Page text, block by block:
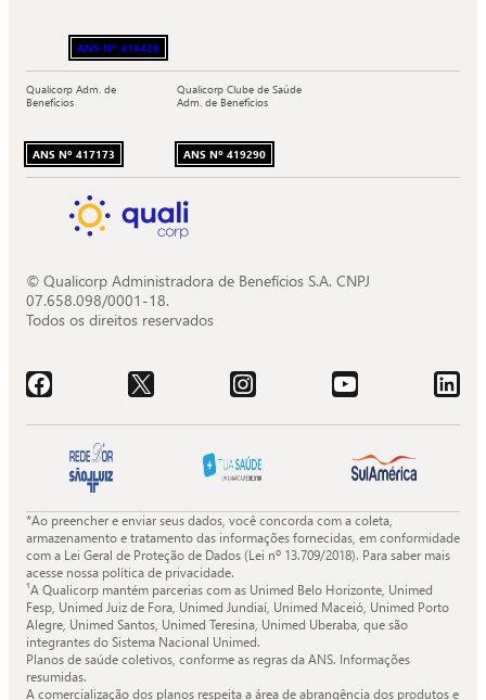
ANS Nº 416428
Qualicorp Adm. de
Benefícios
ANS Nº 417173
Qualicorp Clube de Saúde
Adm. de Benefícios
ANS Nº 419290
© Qualicorp Administradora de Benefícios S.A. CNPJ
07.658.098/0001-18.
Todos os direitos reservados
Acessar o Facebook da Quali. Acessar o X da Quali. Acessar o Instagram da Quali. Acessar o Youtube da Quali. Acessar o LinkedIn
*Ao preencher e enviar seus dados, você concorda com a coleta,
armazenamento e tratamento das informações fornecidas, em conformidade
com a Lei Geral de Proteção de Dados (Lei nº 13.709/2018). Para saber mais
acesse nossa política de privacidade.
¹A Qualicorp mantém parcerias com as Unimed Belo Horizonte, Unimed
Fesp, Unimed Juiz de Fora, Unimed Jundiaí, Unimed Maceió, Unimed Porto
Alegre, Unimed Santos, Unimed Teresina, Unimed Uberaba, que são
integrantes do Sistema Nacional Unimed.
Planos de saúde coletivos, conforme as regras da ANS. Informações
resumidas.
A comercialização dos planos respeita a área de abrangência dos produtos e